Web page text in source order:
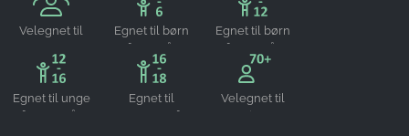
Velegnet til
Egnet til børn
fra 0-6 år
Egnet til børn
fra 6-12 år
Egnet til unge
fra 12-16 år
Egnet til
teenagere fra
Velegnet til
seniorer
Cookie duration:
24 timer - 2 år